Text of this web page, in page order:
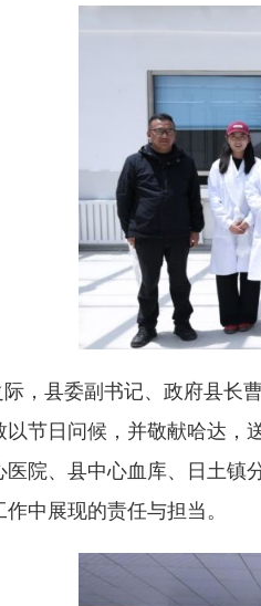
际，县委副书记、政府县
节日问候，并敬献哈达
院、县中心血库、日土
中展现的责任与担当。